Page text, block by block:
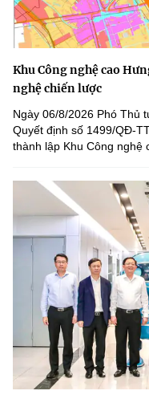
Khu Công nghệ cao
nghệ chiến lược
Ngày 06/8/2026 Phó Thủ
Quyết định số 1499/QĐ-
thành lập Khu Công nghệ